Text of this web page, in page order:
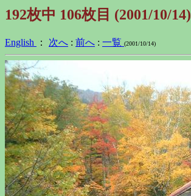
192枚中 106枚目 (2001/10/14)
English ： 次へ : 前へ : 一覧 (2001/10/14)